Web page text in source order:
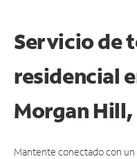
Servicio de
residencial
Morgan Hill,
Mantente conectado con